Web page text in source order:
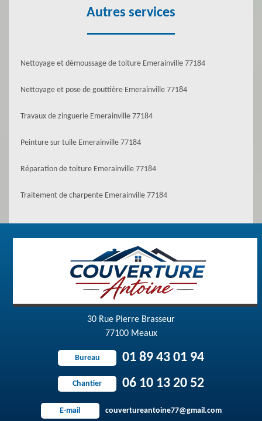
Autres services
Nettoyage et démoussage de toiture Emerainville 77184
Nettoyage et pose de gouttière Emerainville 77184
Travaux de zinguerie Emerainville 77184
Peinture sur tuile Emerainville 77184
Réparation de toiture Emerainville 77184
Traitement de charpente Emerainville 77184
30 Rue Pierre Brasseur
77100 Meaux
Bureau 01 89 43 01 94
Chantier 06 10 13 20 52
E-mail couvertureantoine77@gmail.com